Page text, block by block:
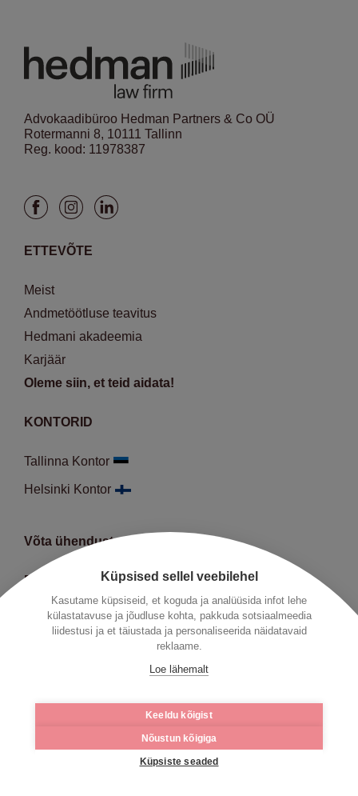
Advokaadibüroo Hedman Partners & Co OÜ
Rotermanni 8, 10111 Tallinn
Reg. kood: 11978387
ETTEVÕTE
Meist
Andmetöötluse teavitus
Hedmani akadeemia
Karjäär
Oleme siin, et teid aidata!
KONTORID
Tallinna Kontor
Helsinki Kontor
Võta ühendust
E-R: 9:00-18:00
Telefon:+372 66 452 50
info@hedman.legal
FinanceEstonia,
Eesti Kaubandus-Tööstuskoda
EstBAN,
IBA&IBA European regional Forum,
Eesti Kaitse- ja Kosmosetööstuse Liit,
Küpsised sellel veebilehel
Kasutame küpsiseid, et koguda ja analüüsida infot lehe
külastatavuse ja jõudluse kohta, pakkuda sotsiaalmeedia
liidestusi ja et täiustada ja personaliseerida näidatavaid
reklaame.
Loe lähemalt
Keeldu kõigist
Nõustun kõigiga
Küpsiste seaded